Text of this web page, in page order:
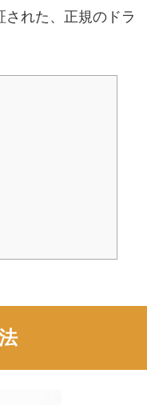
れた、正規のドラ